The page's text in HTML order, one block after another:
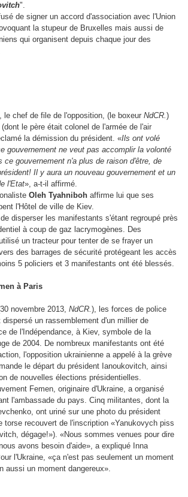
".
de signer un accord d'association avec l'Union
la stupeur de Bruxelles mais aussi de
qui organisent depuis chaque jour des
le chef de file de l'opposition, (le boxeur NdCR.)
(dont le père était colonel de l'armée de l'air
la démission du président. «Ils ont volé
gouvernement ne veut pas accomplir la volonté
ce gouvernement n'a plus de raison d'être, de
Il y aura un nouveau gouvernement et un
l'Etat», a-t-il affirmé.
Oleh Tyahniboh affirme lui que ses
l'Hôtel de ville de Kiev.
disperser les manifestants s'étant regroupé près
à coup de gaz lacrymogènes. Des
un tracteur pour tenter de se frayer un
des barrages de sécurité protégeant les accès
5 policiers et 3 manifestants ont été blessés.
à Paris
novembre 2013, NdCR.), les forces de police
dispersé un rassemblement d'un millier de
de l'Indépendance, à Kiev, symbole de la
de 2004. De nombreux manifestants ont été
l'opposition ukrainienne a appelé à la grève
le départ du président Ianoukovitch, ainsi
de nouvelles élections présidentielles.
Femen, originaire d'Ukraine, a organisé
l'ambassade du pays. Cinq militantes, dont la
ont uriné sur une photo du président
torse recouvert de l'inscription «Yanukovych piss
dégage!»). «Nous sommes venues pour dire
avons besoin d'aide», a expliqué Inna
l'Ukraine, «ça n'est pas seulement un moment
aussi un moment dangereux».